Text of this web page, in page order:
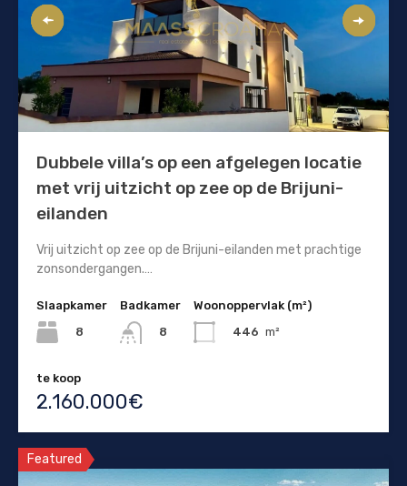
Dubbele villa’s op een afgelegen locatie
met vrij uitzicht op zee op de Brijuni-
eilanden
Vrij uitzicht op zee op de Brijuni-eilanden met prachtige
zonsondergangen.…
Slaapkamer
8
Badkamer
8
Woonoppervlak (m²)
446 m²
te koop
2.160.000€
Featured